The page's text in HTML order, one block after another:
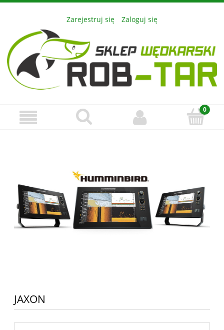
Zarejestruj się Zaloguj się
JAXON